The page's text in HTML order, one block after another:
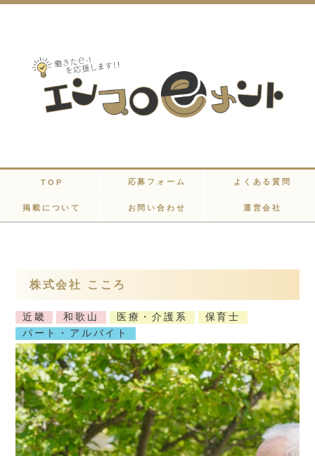
TOP 応募フォーム よくある質問
掲載について お問い合わせ 運営会社
株式会社 こころ
近畿 和歌山 医療・介護系
保育士
パート・アルバイト